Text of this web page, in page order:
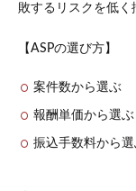
3.7
3.8
リン
クシ
敗するリスクを低く
【ASPの選び方】
案件数から選ぶ
報酬単価から選ぶ
振込手数料から選